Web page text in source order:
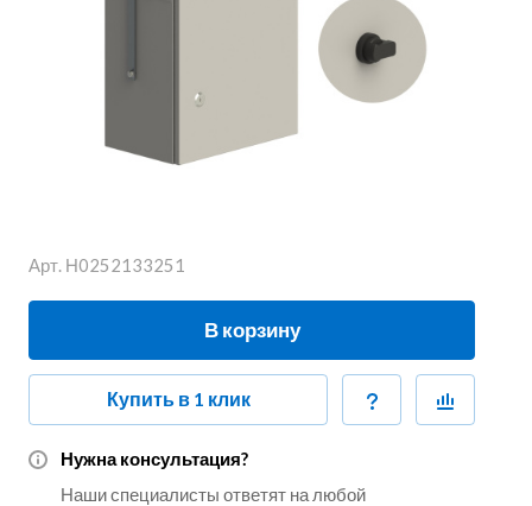
Арт. Н0252133251
В корзину
Купить в 1 клик
Нужна консультация?
Наши специалисты ответят на любой